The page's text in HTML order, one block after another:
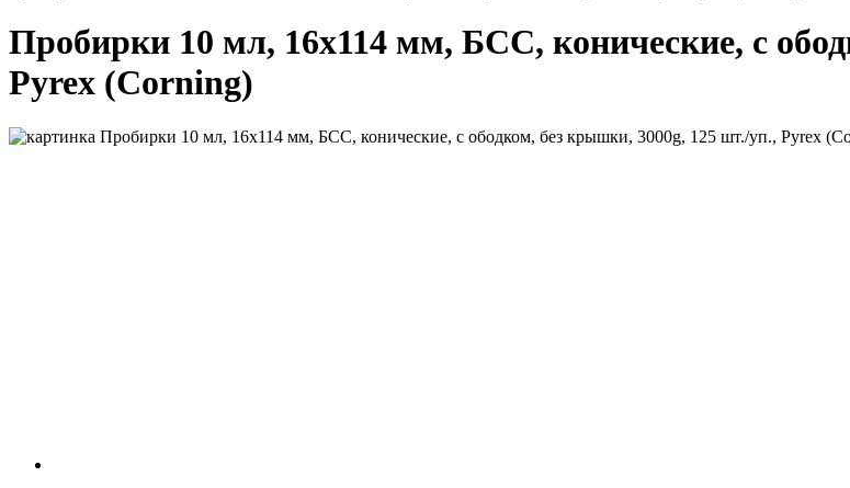
Пробирки 10 мл, 16х114 мм, БСС, конические, с
Pyrex (Corning)